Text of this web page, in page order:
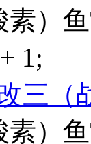
素）
1;
三（
素）